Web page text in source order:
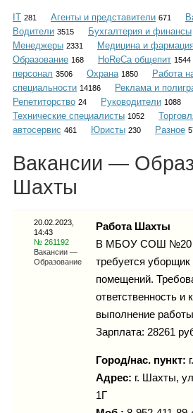
Объявления
Каталог
Инфо
Карты
IT 281 Агенты и представители 671
Водители 3515 Бухгалтерия и финансы
Менеджеры 2331 Медицина и
Образование 168 HoReCa общепит 1544
персонал 3506 Охрана 1850 Работа
специальности 14186 Реклама и
Репетиторство 24 Руководители 1088
Технические специалисты 1052
автосервис 461 Юристы 230 Разное
Вакансии —
Шахты
20.02.2023,
14:43
№ 261192
Вакансии —
Образование
Работа Шахты
В МБОУ СОШ №20
требуется
помещений.
ответственность и
выполнение
Зарплата: 28261
Город/нас. пункт: г.
Адрес: г. Шахты,
1Г